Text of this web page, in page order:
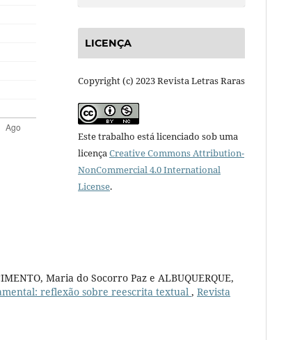
LICENÇA
Copyright (c) 2023 Revista Letras Raras
Este trabalho está licenciado sob uma
licençaCreative Commons Attribution-
NonCommercial 4.0 International
License.
Maria do Socorro Paz e ALBUQUERQUE,
reflexão sobre reescrita textual , Revista